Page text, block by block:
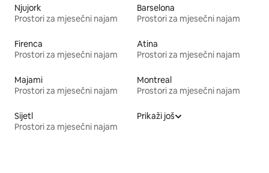
Njujork
Prostori za mjesečni najam
Barselona
Prostori za mjesečni najam
Firenca
Prostori za mjesečni najam
Atina
Prostori za mjesečni najam
Majami
Prostori za mjesečni najam
Montreal
Prostori za mjesečni najam
Sijetl
Prostori za mjesečni najam
Prikaži još